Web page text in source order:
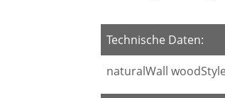
Technische Daten:
naturalWall woodStyle